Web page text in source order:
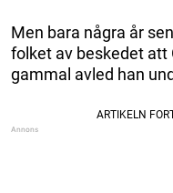
Men bara några år
folket av beskedet att
gammal avled han